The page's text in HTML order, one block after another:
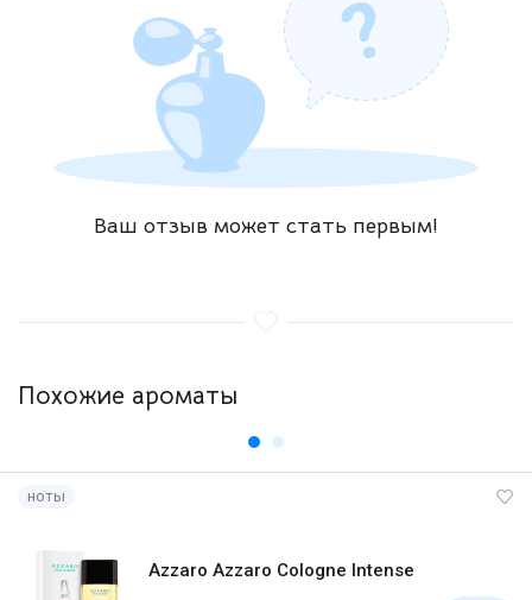
Ваш отзыв может стать первым!
Похожие ароматы
ноты
Azzaro Azzaro Cologne Intense